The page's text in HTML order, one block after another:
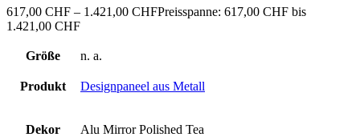
617,00 CHF – 1.421,00 CHFPreisspanne: 617,00 CHF bis
1.421,00 CHF
Größe n. a.
Produkt Designpaneel aus Metall
Dekor Alu Mirror Polished Tea